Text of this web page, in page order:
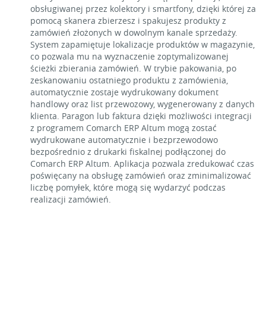
obsługiwanej przez kolektory i smartfony, dzięki której za
pomocą skanera zbierzesz i spakujesz produkty z
zamówień złożonych w dowolnym kanale sprzedaży.
System zapamiętuje lokalizacje produktów w magazynie,
co pozwala mu na wyznaczenie zoptymalizowanej
ścieżki zbierania zamówień. W trybie pakowania, po
zeskanowaniu ostatniego produktu z zamówienia,
automatycznie zostaje wydrukowany dokument
handlowy oraz list przewozowy, wygenerowany z danych
klienta. Paragon lub faktura dzięki możliwości integracji
z programem Comarch ERP Altum mogą zostać
wydrukowane automatycznie i bezprzewodowo
bezpośrednio z drukarki fiskalnej podłączonej do
Comarch ERP Altum. Aplikacja pozwala zredukować czas
poświęcany na obsługę zamówień oraz zminimalizować
liczbę pomyłek, które mogą się wydarzyć podczas
realizacji zamówień.